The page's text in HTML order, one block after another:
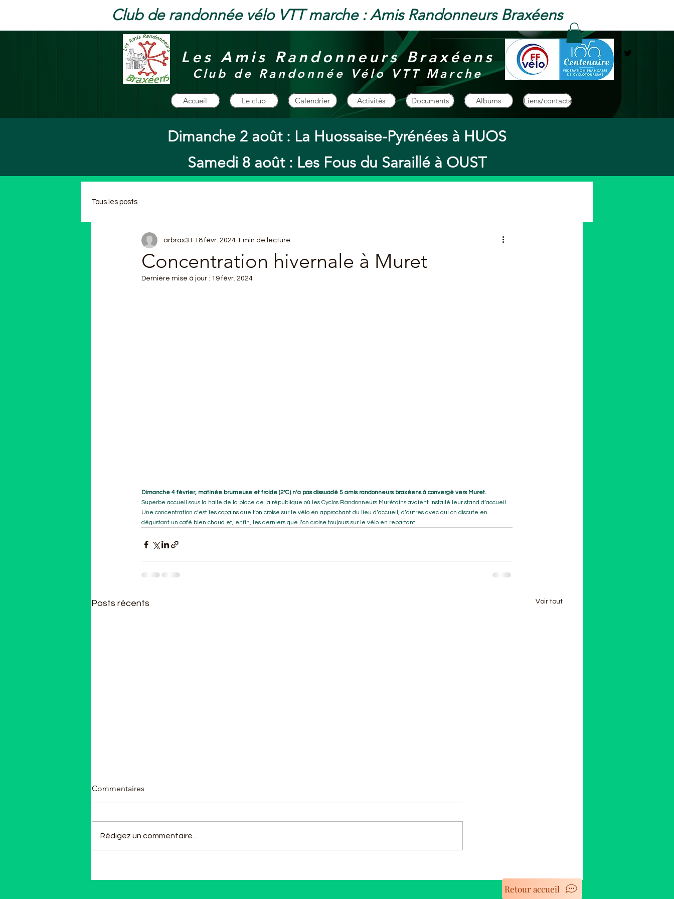
Club de randonnée vélo VTT marche : Amis Randonneurs Braxéens
Les Amis Randonneurs Braxéens
Club de Randonnée Vélo VTT Marche
Accueil Le club Calendrier Activités Documents Albums Liens/contacts
Dimanche 2 août : La Huossaise-Pyrénées à HUOS
Samedi 8 août : Les Fous du Saraillé à OUST
Tous les posts
Concentration hivernale à Muret
arbrax31 18 févr. 2024 1 min de lecture
Dernière mise à jour : 19 févr. 2024
Dimanche 4 février, matinée brumeuse et froide (2°C) n’a pas dissuadé 5 amis randonneurs braxéens à convergé vers Muret.
Superbe accueil sous la halle de la place de la république où les Cyclos Randonneurs Murétains avaient installé leur stand d’accueil.
Une concentration c’est les copains que l’on croise sur le vélo en approchant du lieu d’accueil, d’autres avec qui on discute en
dégustant un café bien chaud et, enfin, les derniers que l’on croise toujours sur le vélo en repartant.
Posts récents Voir tout
Commentaires
Rédigez un commentaire...
Retour accueil